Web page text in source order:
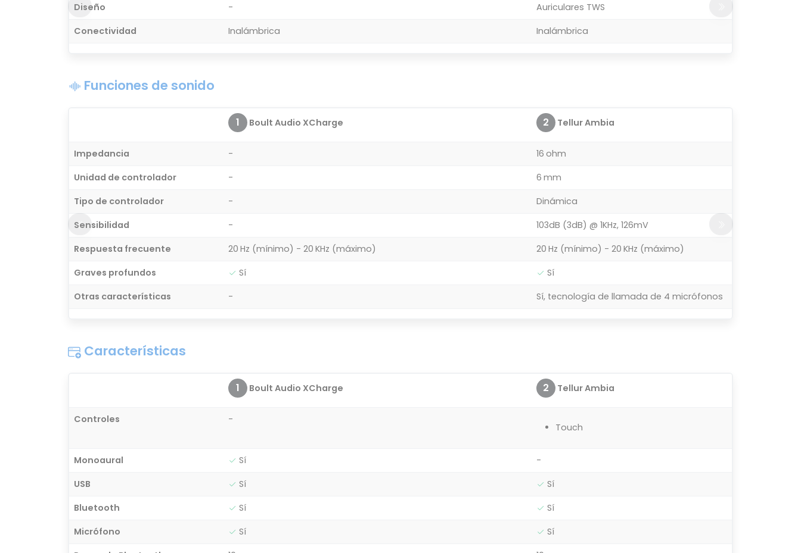
Diseño
-
Auriculares TWS
Conectividad
Inalámbrica Inalámbrica
Funciones de sonido
1 Boult Audio XCharge 2 Tellur Ambia
Impedancia -
16 ohm
Unidad de controlador
-
6 mm
Tipo de controlador
-
Dinámica
Sensibilidad
-
103dB (3dB) @ 1KHz, 126mV
Respuesta frecuente
20 Hz (mínimo) - 20 KHz (máximo)
20 Hz (mínimo) - 20 KHz (máximo)
Graves profundos
Sí
Sí
Otras características
- Sí, tecnología de llamada de 4 micrófonos
Características
1 Boult Audio XCharge 2 Tellur Ambia
Controles -
Touch
Monoaural Sí
-
USB
Sí
Sí
Bluetooth
Sí
Sí
Micrófono
Sí
Sí